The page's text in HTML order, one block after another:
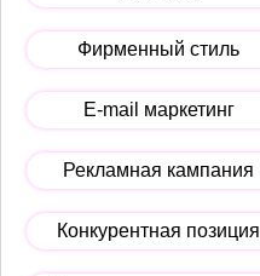
Фирменный стиль
E-mail маркетинг
Рекламная кампания
Конкурентная позиция